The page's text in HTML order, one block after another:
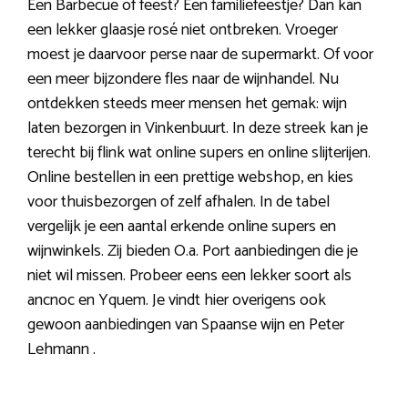
Een Barbecue of feest? Een familiefeestje? Dan kan
een lekker glaasje rosé niet ontbreken. Vroeger
moest je daarvoor perse naar de supermarkt. Of voor
een meer bijzondere fles naar de wijnhandel. Nu
ontdekken steeds meer mensen het gemak: wijn
laten bezorgen in Vinkenbuurt. In deze streek kan je
terecht bij flink wat online supers en online slijterijen.
Online bestellen in een prettige webshop, en kies
voor thuisbezorgen of zelf afhalen. In de tabel
vergelijk je een aantal erkende online supers en
wijnwinkels. Zij bieden O.a. Port aanbiedingen die je
niet wil missen. Probeer eens een lekker soort als
ancnoc en Yquem. Je vindt hier overigens ook
gewoon aanbiedingen van Spaanse wijn en Peter
Lehmann .